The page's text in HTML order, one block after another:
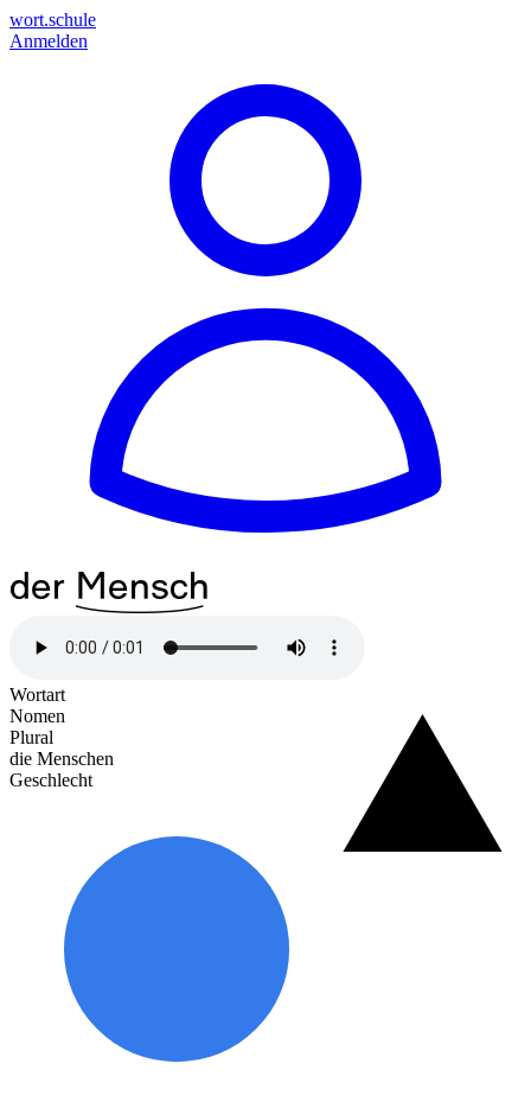
wort.schule
Anmelden
der ^44Mensch
Wortart
Nomen
Plural
die Menschen
Geschlecht